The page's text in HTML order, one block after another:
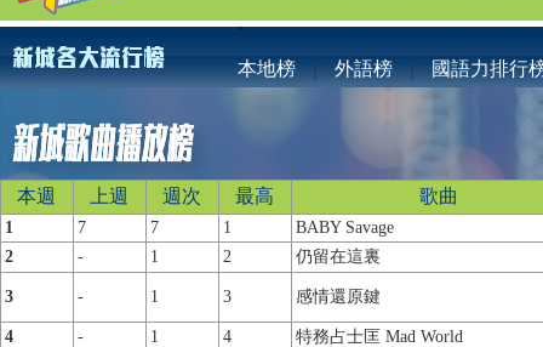
本地榜 外語榜 國語力排行
本週 上週 週次 最高 歌曲
1 7 7 1
BABY Savage
2
- 1 2 仍留在這裏
3 - 1 3 感情還原鍵
4 - 1 4
特務占士匡 Mad World